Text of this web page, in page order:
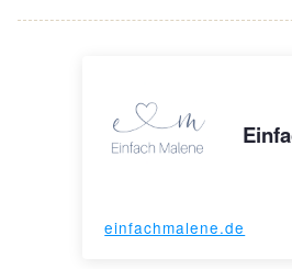
einfachmalene.de